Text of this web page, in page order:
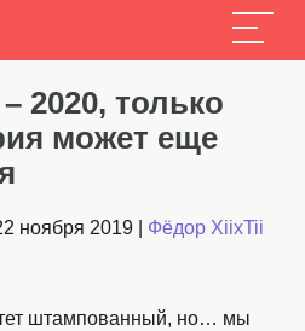
2020, только
может еще
ноября 2019
Фёдор XiixTii
штампованный, но… мы